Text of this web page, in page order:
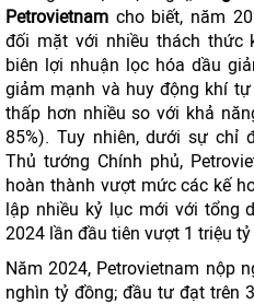
Petrovietnam cho biết, năm
đối mặt với nhiều thách thức
biên lợi nhuận lọc hóa dầu
giảm mạnh và huy động khí
thấp hơn nhiều so với khả
85%). Tuy nhiên, dưới sự chỉ
Thủ tướng Chính phủ,
hoàn thành vượt mức các kế
lập nhiều kỷ lục mới với tổng
2024 lần đầu tiên vượt 1 triệu tỷ
Năm 2024, Petrovietnam nộp
nghìn tỷ đồng; đầu tư đạt trên